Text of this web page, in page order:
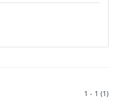
1 - 1 (1)